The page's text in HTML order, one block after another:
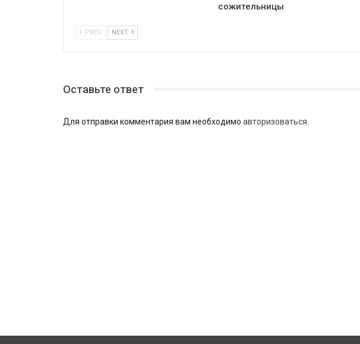
сожительницы
PREV NEXT
Оставьте ответ
Для отправки комментария вам необходимо авторизоваться